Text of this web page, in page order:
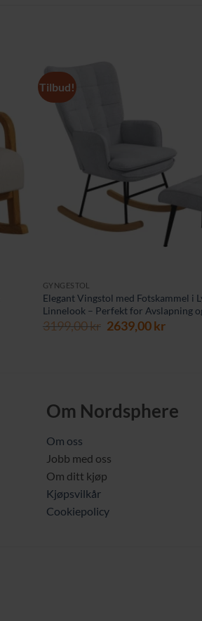
Tilbud!
GYNGESTOL
Elegant Vingstol med Fotskammel i
Linnelook – Perfekt for Avslapning
3199,00kr Opprinnelig
2639,00kr
Om Nordsphere
Om oss
Jobb med oss
Om ditt kjøp
Kjøpsvilkår
Cookiepolicy